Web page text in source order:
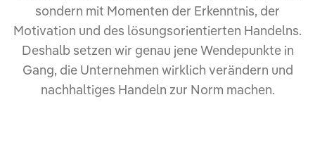
sondern mit Momenten der Erkenntnis, der
Motivation und des lösungsorientierten Handelns.
Deshalb setzen wir genau jene Wendepunkte in
Gang, die Unternehmen wirklich verändern und
nachhaltiges Handeln zur Norm machen.